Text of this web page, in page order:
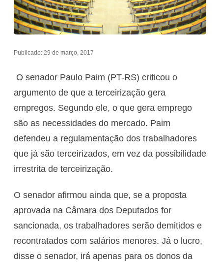
Publicado: 29 de março, 2017
O senador Paulo Paim (PT-RS) criticou o
argumento de que a terceirização gera
empregos. Segundo ele, o que gera emprego
são as necessidades do mercado. Paim
defendeu a regulamentação dos trabalhadores
que já são terceirizados, em vez da possibilidade
irrestrita de terceirização.
O senador afirmou ainda que, se a proposta
aprovada na Câmara dos Deputados for
sancionada, os trabalhadores serão demitidos e
recontratados com salários menores. Já o lucro,
disse o senador, irá apenas para os donos da